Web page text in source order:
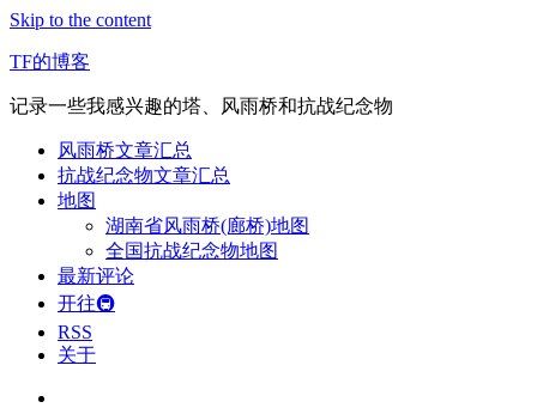
Skip to the content
TF的博客
记录一些我感兴趣的塔、风雨桥和抗战纪念物
风雨桥文章汇总
抗战纪念物文章汇总
地图
湖南省风雨桥(廊桥)地图
全国抗战纪念物地图
最新评论
开往🚇
RSS
关于